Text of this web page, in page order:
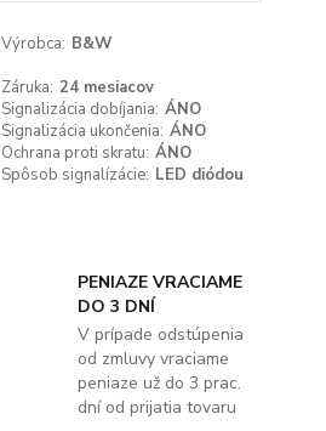
Výrobca: B&W
Záruka: 24 mesiacov
Signalizácia dobíjania: ÁNO
Signalizácia ukončenia: ÁNO
Ochrana proti skratu: ÁNO
Spôsob signalízácie: LED diódou
PENIAZE VRACIAME
DO 3 DNÍ
V prípade odstúpenia
od zmluvy vraciame
peniaze už do 3 prac.
dní od prijatia tovaru